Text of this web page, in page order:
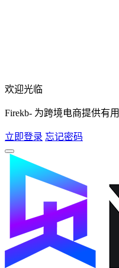
欢迎光临
Firekb- 为跨境电商提供有
立即登录 忘记密码